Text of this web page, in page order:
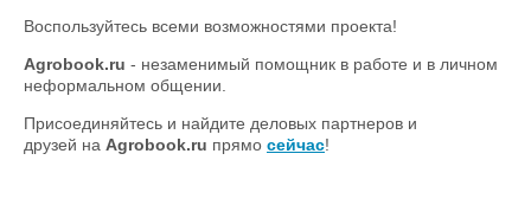
Воспользуйтесь всеми возможностями проекта!
Agrobook.ru - незаменимый помощник в работе и в личном
неформальном общении.
Присоединяйтесь и найдите деловых партнеров и
друзей на Agrobook.ru прямо сейчас!